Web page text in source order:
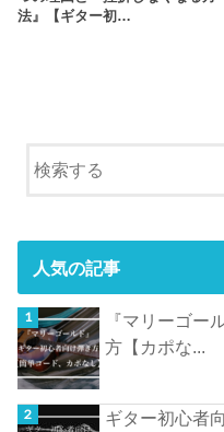
法』【ギター初…
人気の記事
『マリーゴー
方【カポな...
ギター初心者